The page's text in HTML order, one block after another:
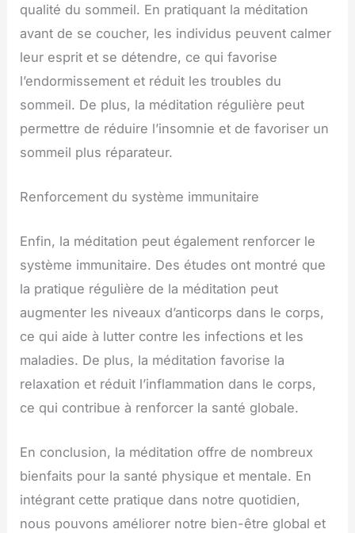
qualité du sommeil. En pratiquant la méditation
avant de se coucher, les individus peuvent calmer
leur esprit et se détendre, ce qui favorise
l’endormissement et réduit les troubles du
sommeil. De plus, la méditation régulière peut
permettre de réduire l’insomnie et de favoriser un
sommeil plus réparateur.
Renforcement du système immunitaire
Enfin, la méditation peut également renforcer le
système immunitaire. Des études ont montré que
la pratique régulière de la méditation peut
augmenter les niveaux d’anticorps dans le corps,
ce qui aide à lutter contre les infections et les
maladies. De plus, la méditation favorise la
relaxation et réduit l’inflammation dans le corps,
ce qui contribue à renforcer la santé globale.
En conclusion, la méditation offre de nombreux
bienfaits pour la santé physique et mentale. En
intégrant cette pratique dans notre quotidien,
nous pouvons améliorer notre bien-être global et